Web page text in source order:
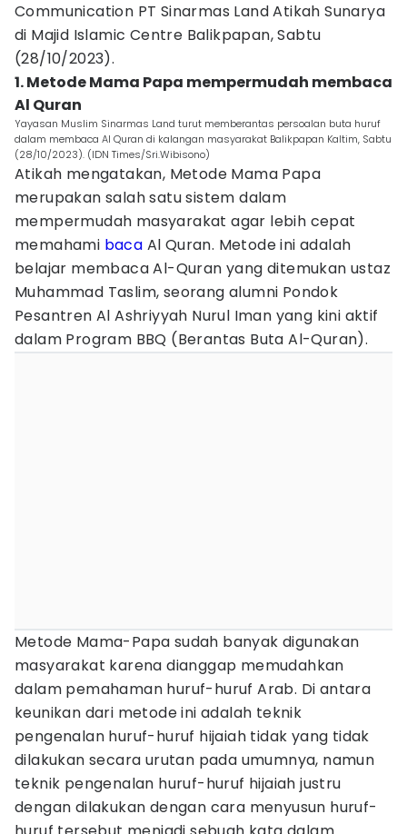
Communication PT Sinarmas Land Atikah Sunarya
di Majid Islamic Centre Balikpapan, Sabtu
(28/10/2023).
1. Metode Mama Papa mempermudah membaca
Al Quran
Yayasan Muslim Sinarmas Land turut memberantas persoalan buta huruf
dalam membaca Al Quran di kalangan masyarakat Balikpapan Kaltim, Sabtu
(28/10/2023). (IDN Times/Sri.Wibisono)
Atikah mengatakan, Metode Mama Papa
merupakan salah satu sistem dalam
mempermudah masyarakat agar lebih cepat
memahami baca Al Quran. Metode ini adalah
belajar membaca Al-Quran yang ditemukan ustaz
Muhammad Taslim, seorang alumni Pondok
Pesantren Al Ashriyyah Nurul Iman yang kini aktif
dalam Program BBQ (Berantas Buta Al-Quran).
Metode Mama-Papa sudah banyak digunakan
masyarakat karena dianggap memudahkan
dalam pemahaman huruf-huruf Arab. Di antara
keunikan dari metode ini adalah teknik
pengenalan huruf-huruf hijaiah tidak yang tidak
dilakukan secara urutan pada umumnya, namun
teknik pengenalan huruf-huruf hijaiah justru
dengan dilakukan dengan cara menyusun huruf-